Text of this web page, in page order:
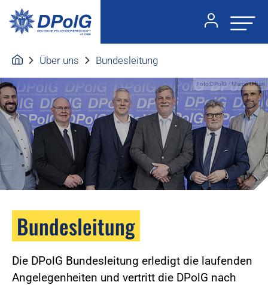
Über uns Bundesleitung
Foto:DPolG / Marco Urban
Bundesleitung
Die DPolG Bundesleitung erledigt die laufenden
Angelegenheiten und vertritt die DPolG nach